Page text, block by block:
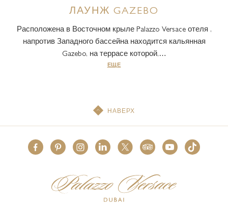
ЛАУНЖ GAZEBO
Расположена в Восточном крыле Palazzo Versace отеля ,
напротив Западного бассейна находится кальянная
Gazebo, на террасе которой,…
ЕЩЕ
НАВЕРХ